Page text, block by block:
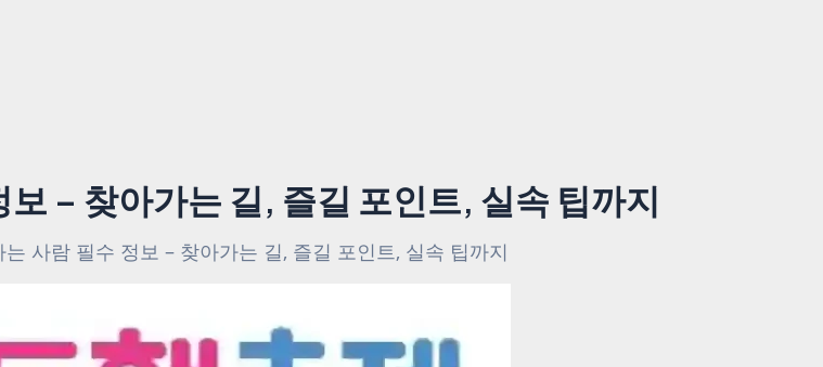
– 찾아가는 길, 즐길 포인트, 실속 팁까지
사람 필수 정보 – 찾아가는 길, 즐길 포인트, 실속 팁까지